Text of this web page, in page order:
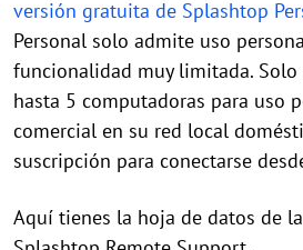
versión gratuita de Splashtop
Personal solo admite uso
funcionalidad muy limitada. Solo
hasta 5 computadoras para uso
comercial en su red local
suscripción para conectarse
Aquí tienes la hoja de datos de